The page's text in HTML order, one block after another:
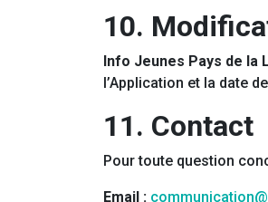
10.
Info Jeunes Pays de la
l’Application et la date
11. Contact
Pour toute question
Email :